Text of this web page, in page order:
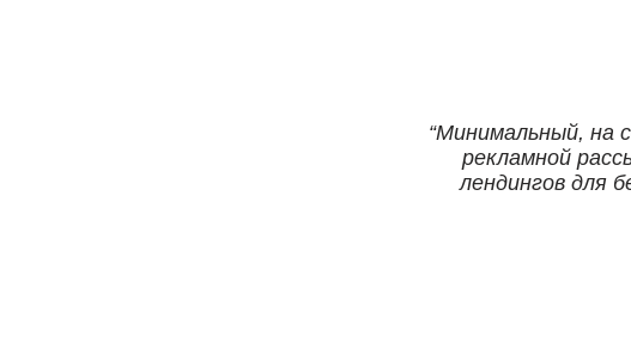
Минимальный, на
рекламной
лендингов для